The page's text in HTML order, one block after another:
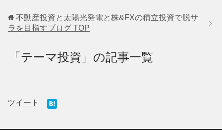
不動産投資と太陽光発電と株&FXの積立投資で脱サ
ラを目指すブログ TOP
「テーマ投資」の記事一覧
ツイート